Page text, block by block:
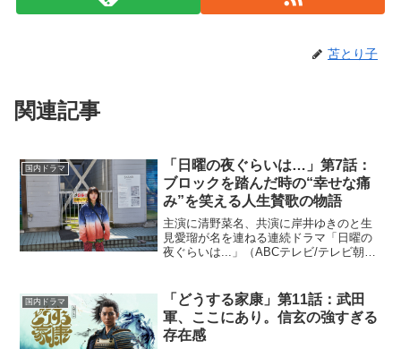
苫とり子
関連記事
国内ドラマ
「日曜の夜ぐらいは…」第7話：
ブロックを踏んだ時の“幸せな痛
み”を笑える人生賛歌の物語
主演に清野菜名、共演に岸井ゆきのと生
見愛瑠が名を連ねる連続ドラマ「日曜の
夜ぐらいは...」（ABCテレビ/テレビ朝日
っかけで出会った女性3人のハートフルな
友情物語...
国内ドラマ
「どうする家康」第11話：武田
軍、ここにあり。信玄の強すぎる
存在感